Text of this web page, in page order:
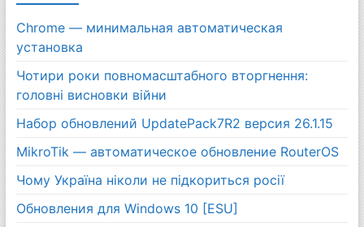
Chrome — минимальная автоматическая
установка
Чотири роки повномасштабного вторгнення:
головні висновки війни
Набор обновлений UpdatePack7R2 версия 26.1.15
MikroTik — автоматическое обновление RouterOS
Чому Україна ніколи не підкориться росії
Обновления для Windows 10 [ESU]